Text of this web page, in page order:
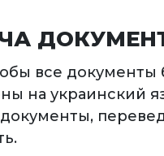
все
на украинский